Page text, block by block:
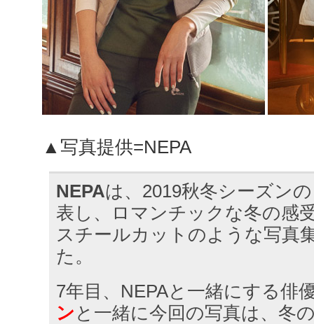
▲写真提供=NEPA
NEPAは、2019秋冬シーズン
表し、ロマンチックな冬の感
スチールカットのような写真
た。
7年目、NEPAと一緒にする俳
ン と一緒に今回の写真は、冬